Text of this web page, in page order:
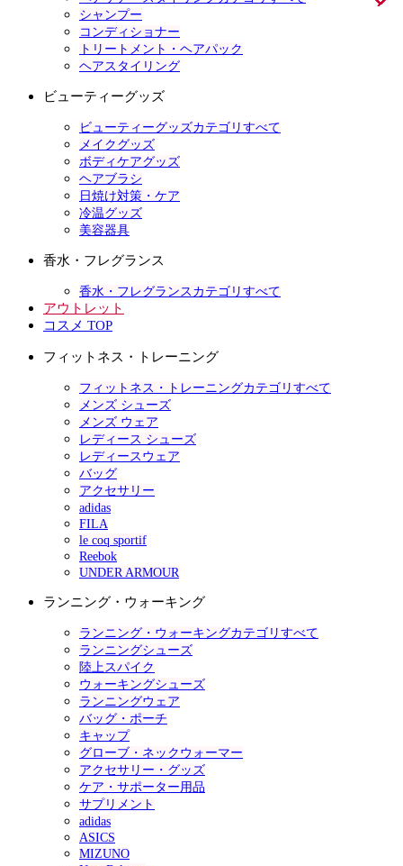
シャンプー
コンディショナー
トリートメント・ヘアパック
ヘアスタイリング
ビューティーグッズ
ビューティーグッズカテゴリすべて
メイクグッズ
ボディケアグッズ
ヘアブラシ
日焼け対策・ケア
冷温グッズ
美容器具
香水・フレグランス
香水・フレグランスカテゴリすべて
アウトレット
コスメ TOP
フィットネス・トレーニング
フィットネス・トレーニングカテゴリすべて
メンズ シューズ
メンズ ウェア
レディース シューズ
レディースウェア
バッグ
アクセサリー
adidas
FILA
le coq sportif
Reebok
UNDER ARMOUR
ランニング・ウォーキング
ランニング・ウォーキングカテゴリすべて
ランニングシューズ
陸上スパイク
ウォーキングシューズ
ランニングウェア
バッグ・ポーチ
キャップ
グローブ・ネックウォーマー
アクセサリー・グッズ
ケア・サポーター用品
サプリメント
adidas
ASICS
MIZUNO